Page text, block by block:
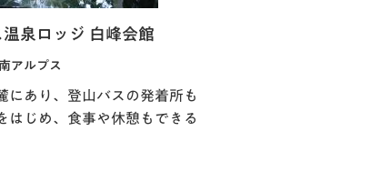
泉ロッジ 白峰会館
アルプス
にあり、登山バスの発着所も
はじめ、食事や休憩もできる